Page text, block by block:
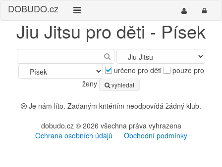
DOBUDO.cz
Jiu Jitsu pro děti - Písek
určeno pro děti
pouze pro
ženy
vyhledat
Je nám líto. Zadaným kritériím neodpovídá žádný klub.
dobudo.cz © 2026 všechna práva vyhrazena
Ochrana osobních údajů
Obchodní podmínky